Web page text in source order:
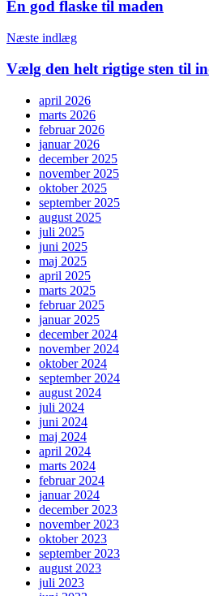
En god flaske til maden
Næste indlæg
Vælg den helt rigtige sten til
april 2026
marts 2026
februar 2026
januar 2026
december 2025
november 2025
oktober 2025
september 2025
august 2025
juli 2025
juni 2025
maj 2025
april 2025
marts 2025
februar 2025
januar 2025
december 2024
november 2024
oktober 2024
september 2024
august 2024
juli 2024
juni 2024
maj 2024
april 2024
marts 2024
februar 2024
januar 2024
december 2023
november 2023
oktober 2023
september 2023
august 2023
juli 2023